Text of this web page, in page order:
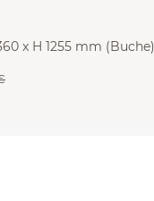
x H 1255 mm (Buche)